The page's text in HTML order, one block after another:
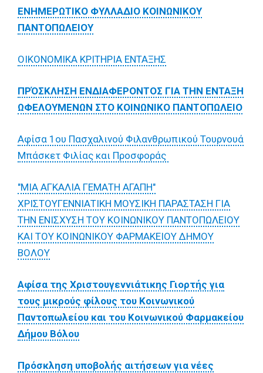
ΕΝΗΜΕΡΩΤΙΚΟ ΦΥΛΛΑΔΙΟ ΚΟΙΝΩΝΙΚΟΥ
ΠΑΝΤΟΠΩΛΕΙΟΥ
ΟΙΚΟΝΟΜΙΚΑ ΚΡΙΤΗΡΙΑ ΕΝΤΑΞΗΣ
ΠΡΌΣΚΛΗΣΗ ΕΝΔΙΑΦΕΡΟΝΤΟΣ ΓΙΑ ΤΗΝ ΕΝΤΑΞΗ
ΩΦΕΛΟΥΜΕΝΩΝ ΣΤΟ ΚΟΙΝΩΝΙΚΟ ΠΑΝΤΟΠΩΛΕΙΟ
Αφίσα 1ου Πασχαλινού Φιλανθρωπικού Τουρνουά
Μπάσκετ Φιλίας και Προσφοράς
"ΜΙΑ ΑΓΚΑΛΙΑ ΓΕΜΑΤΗ ΑΓΑΠΗ"
ΧΡΙΣΤΟΥΓΕΝΝΙΑΤΙΚΗ ΜΟΥΣΙΚΗ ΠΑΡΑΣΤΑΣΗ ΓΙΑ
ΤΗΝ ΕΝΙΣΧΥΣΗ ΤΟΥ ΚΟΙΝΩΝΙΚΟΥ ΠΑΝΤΟΠΩΛΕΙΟΥ
ΚΑΙ ΤΟΥ ΚΟΙΝΩΝΙΚΟΥ ΦΑΡΜΑΚΕΙΟΥ ΔΗΜΟΥ
ΒΟΛΟΥ
Αφίσα της Χριστουγεννιάτικης Γιορτής για
τους μικρούς φίλους του Κοινωνικού
Παντοπωλείου και του Κοινωνικού Φαρμακείου
Δήμου Βόλου
Πρόσκληση υποβολής αιτήσεων για νέες